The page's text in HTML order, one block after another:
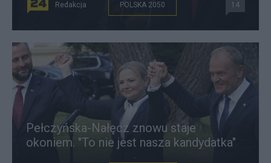
Redakcja POLSKA 2050 14
Pełczyńska-Nałęcz znowu staje
okoniem. "To nie jest nasza kandydatka"